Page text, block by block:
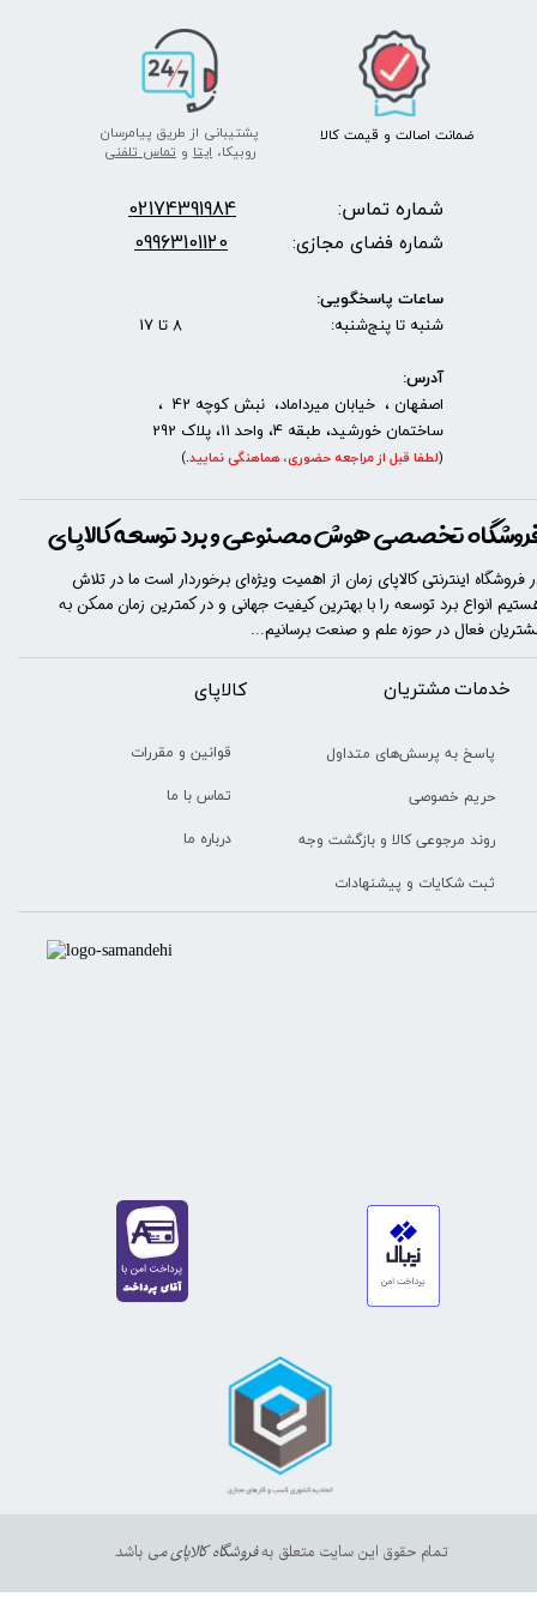
تمام حقوق این سایت متعلق بهفروشگاه کالاپای می باشد.
پشتیبانی از طریق پیامرسان
روبیکا،ایتا وتماس تلفنی
ضمانت اصالت و قیمت​​​​​​​ کالا ​​​​​​​
خدمات مشتریان
پاسخ به پرسش‌های متداول
حریم خصوصی
روند مرجوعی کالا و بازگشت وجه
ثبت شکایات و پیشنهادات
​​کالاپای
قوانین و مقررات
تماس با ما
درباره ما
تخصصی هوش مصنوعی و برد توسعه کالاپای
فروشگاه اینترنتی کالاپای زمان از اهمیت ویژه‌ای برخوردار است ما در تلاش
انواع برد توسعه را با​​​ بهترین کیفیت جهانی و در کمترین زمان ممکن به
فعال در حوزه علم و صنعت برسانیم...
شماره تماس: 02174391984
شماره فضای مجازی: 09963101120
ساعات پاسخگویی:
شنبه تا پنج‌شنبه: 8 تا 17
آدرس:
اصفهان ، خیابان میرداماد، نبش کوچه 42 ،
ساختمان خورشید، طبقه 4، واحد 11، پلاک 292
(لطفا قبل از مراجعه حضوری، هماهنگی نمایید.
)